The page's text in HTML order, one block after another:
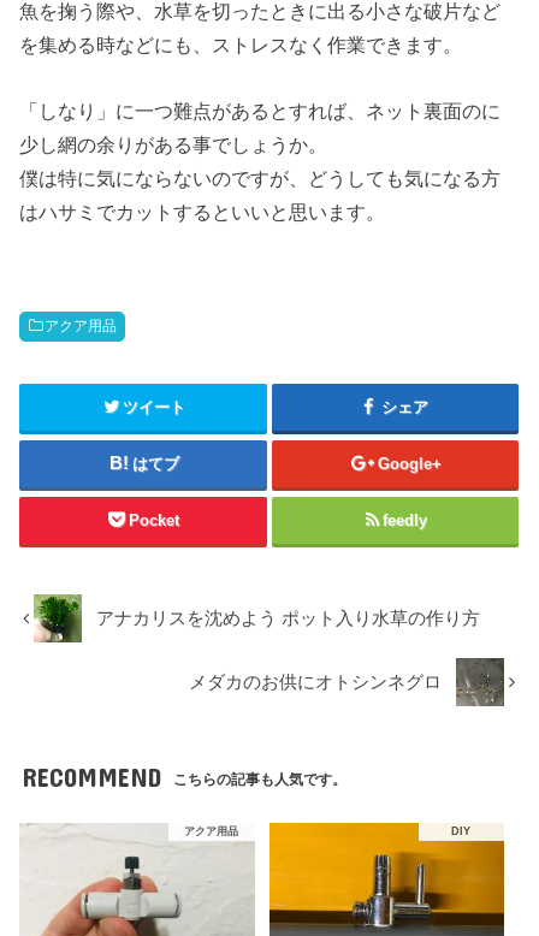
魚を掬う際や、水草を切ったときに出る小さな破片など
を集める時などにも、ストレスなく作業できます。
「しなり」に一つ難点があるとすれば、ネット裏面のに
少し網の余りがある事でしょうか。
僕は特に気にならないのですが、どうしても気になる方
はハサミでカットするといいと思います。
アクア用品
ツイート シェア
はてブ Google+
Pocket feedly
アナカリスを沈めよう ポット入り水草の作り方
メダカのお供にオトシンネグロ
RECOMMEND こちらの記事も人気です。
アクア用品 DIY